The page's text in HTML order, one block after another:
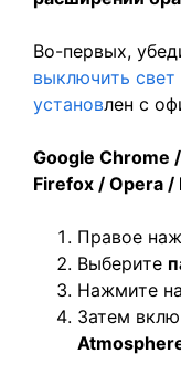
Во-первых,
выключить
установлен с
Google Chrome
Firefox / Opera /
Правое
Выберите
Нажмите
Затем